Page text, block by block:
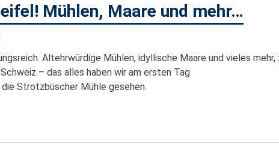
Mühlen, Maare und mehr…
Altehrwürdige Mühlen, idyllische Maare und vieles mehr,
– das alles haben wir am ersten Tag
Strotzbüscher Mühle gesehen.